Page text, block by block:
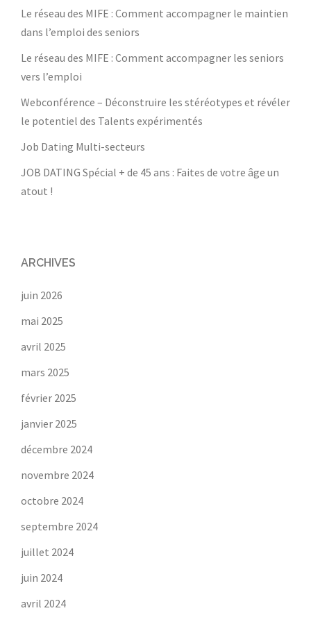
Le réseau des MIFE : Comment accompagner le maintien
dans l’emploi des seniors
Le réseau des MIFE : Comment accompagner les seniors
vers l’emploi
Webconférence – Déconstruire les stéréotypes et révéler
le potentiel des Talents expérimentés
Job Dating Multi-secteurs
JOB DATING Spécial + de 45 ans : Faites de votre âge un
atout !
ARCHIVES
juin 2026
mai 2025
avril 2025
mars 2025
février 2025
janvier 2025
décembre 2024
novembre 2024
octobre 2024
septembre 2024
juillet 2024
juin 2024
avril 2024